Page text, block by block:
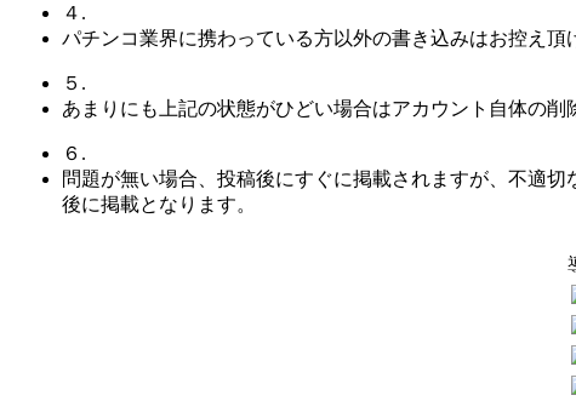
４.
パチンコ業界に携わっている方以外の書き込みはお控え頂
５.
あまりにも上記の状態がひどい場合はアカウント自体の削
６.
問題が無い場合、投稿後にすぐに掲載されますが、不適
後に掲載となります。